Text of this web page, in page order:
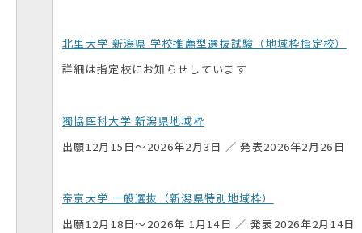
北里大学 新潟県 学校推薦型選抜試験（地域枠指定校）
詳細は指定校にお知らせしています
獨協医科大学 新潟県地域枠
出願12月15日～2026年2月3日 ／ 発表2026年2月26日
帝京大学 一般選抜（新潟県特別地域枠）
出願12月18日～2026年 1月14日 ／ 発表2026年2月14日